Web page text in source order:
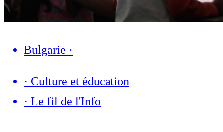
Bulgarie ·
· Culture et éducation
· Le fil de l'Info